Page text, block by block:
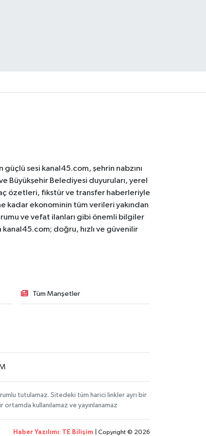
güçlü sesi kanal45.com, şehrin nabzını
Büyükşehir Belediyesi duyuruları, yerel
özetleri, fikstür ve transfer haberleriyle
kadar ekonominin tüm verileri yakından
ve vefat ilanları gibi önemli bilgiler
doğru, hızlı ve güvenilir
Tüm Manşetler
tutulamaz. Sitedeki tüm harici linkler ayrı bir
ortamda kullanılamaz ve yayınlanamaz
Haber Yazılımı: TE Bilişim | Copyright © 2026